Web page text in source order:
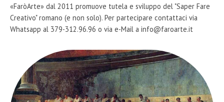
«FaròArte» dal 2011 promuove tutela e sviluppo del "Saper Fare
Creativo" romano (e non solo). Per partecipare contattaci via
Whatsapp al 379-312.96.96 o via e-Mail a info@faroarte.it